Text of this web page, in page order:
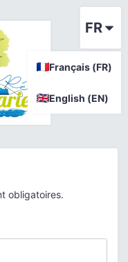
FR
Français (FR)
English (EN)
obligatoires.